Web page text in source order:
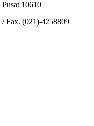
10610
Fax. (021)-4258809